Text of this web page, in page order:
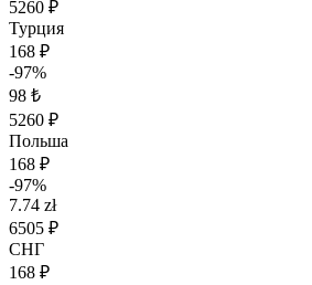
5260 ₽
Турция
168 ₽
-97%
98 ₺
5260 ₽
Польша
168 ₽
-97%
7.74 zł
6505 ₽
СНГ
168 ₽